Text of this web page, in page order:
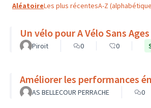
AléatoireLes plus récentesA-Z
Un vélo pour A Vélo Sans Ages
Piroit 0 0
Améliorer les performances
AS BELLECOUR PERRACHE 0